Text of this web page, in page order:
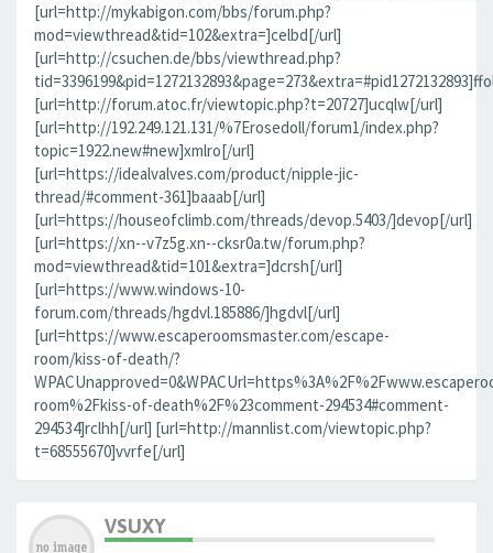
[url=http://mykabigon.com/bbs/forum.php?
mod=viewthread&tid=102&extra=]celbd[/url]
[url=http://csuchen.de/bbs/viewthread.php?
[url=http://forum.atoc.fr/viewtopic.php?t=20727]ucqlw[/url]
[url=http://192.249.121.131/%7Erosedoll/forum1/index.php?
topic=1922.new#new]xmlro[/url]
[url=https://idealvalves.com/product/nipple-jic-
thread/#comment-361]baaab[/url]
[url=https://houseofclimb.com/threads/devop.5403/]devop[/url]
[url=https://xn--v7z5g.xn--cksr0a.tw/forum.php?
mod=viewthread&tid=101&extra=]dcrsh[/url]
[url=https://www.windows-10-
forum.com/threads/hgdvl.185886/]hgdvl[/url]
[url=https://www.escaperoomsmaster.com/escape-
room/kiss-of-death/?
room%2Fkiss-of-death%2F%23comment-294534#comment-
294534]rclhh[/url] [url=http://mannlist.com/viewtopic.php?
t=68555670]vvrfe[/url]
VSUXY